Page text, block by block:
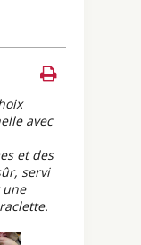
avec
et des
servi
une